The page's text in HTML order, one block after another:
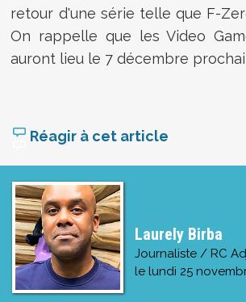
retour d'une série telle que F-
On rappelle que les Video
auront lieu le 7 décembre
Réagir à cet article
Laurely Birba
Journaliste / RC
le lundi 25